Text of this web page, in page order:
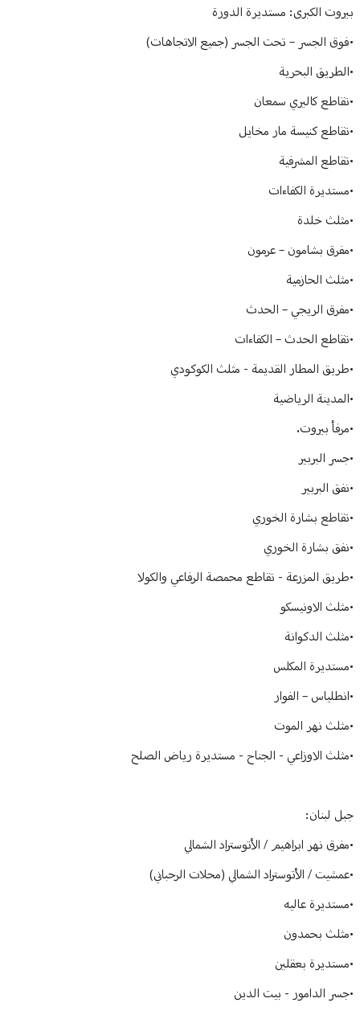
بيروت الكبرى: مستديرة الدورة
•فوق الجسر – تحت الجسر (جميع الاتجاهات)
•الطريق البحرية
•تقاطع كاليري سمعان
•تقاطع كنيسة مار مخايل
•تقاطع المشرفية
•مستديرة الكفاءات
•مثلث خلدة
•مفرق بشامون – عرمون
•مثلث الحازمية
•مفرق الريجي – الحدث
•تقاطع الحدث – الكفاءات
•طريق المطار القديمة - مثلث الكوكودي
•المدينة الرياضية
•مرفأ بيروت.
•جسر البربير
•نفق البربير
•تقاطع بشارة الخوري
•نفق بشارة الخوري
•طريق المزرعة - تقاطع محمصة الرفاعي والكولا
•مثلث الاونيسكو
•مثلث الدكوانة
•مستديرة المكلس
•انطلياس – الفوار
•مثلث نهر الموت
•مثلث الاوزاعي - الجناح - مستديرة رياض الصلح
جبل لبنان:
•مفرق نهر ابراهيم / الأتوستراد الشمالي
•عمشيت / الأتوستراد الشمالي (محلات الرحباني)
•مستديرة عاليه
•مثلث بحمدون
•مستديرة بعقلين
•جسر الدامور - بيت الدين